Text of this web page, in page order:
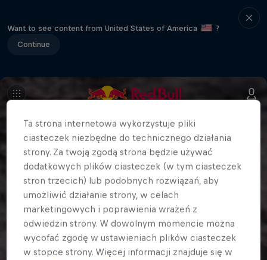
Want to see content from United States of America
?
Continue
Ta strona internetowa wykorzystuje pliki
ciasteczek niezbędne do technicznego działania
strony. Za twoją zgodą strona będzie używać
dodatkowych plików ciasteczek (w tym ciasteczek
stron trzecich) lub podobnych rozwiązań, aby
umożliwić działanie strony, w celach
marketingowych i poprawienia wrażeń z
odwiedzin strony. W dowolnym momencie można
wycofać zgodę w ustawieniach plików ciasteczek
w stopce strony. Więcej informacji znajduje się w